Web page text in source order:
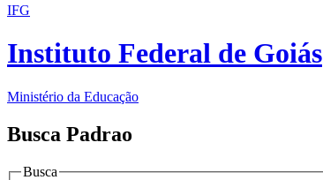
IFG
Instituto Federal de Goiás
Ministério da Educação
Busca Padrao
Busca